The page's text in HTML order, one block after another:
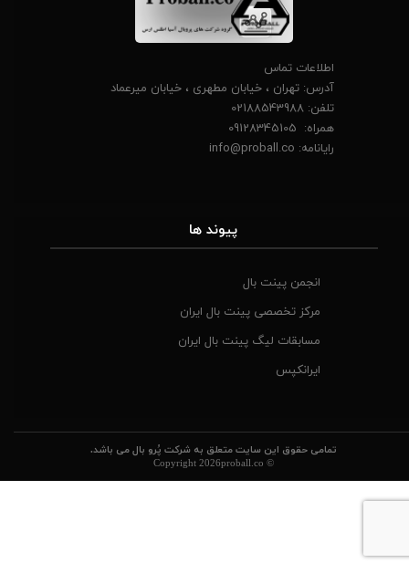
اطلاعات تماس
آدرس: تهران ، خیابان مطهری ، خیابان میرعماد
تلفن: 02188543988
همراه: 09128345105
رایانامه: info@proball.co​​​​​​​
​پیوند ها
انجمن پینت بال
مرکز تخصصی پینت بال ایران
مسابقات لیگ پینت بال ایران
ایرانکپس
تمامی حقوق این سایت متعلق به شرکت پُرو بال می باشد.
© Copyright 2026proball.co